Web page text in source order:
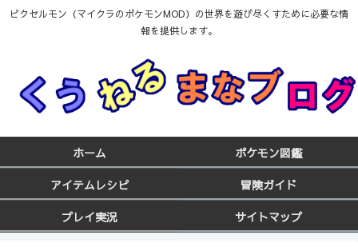
ピクセルモン（マイクラのポケモンMOD）の世界を遊び尽くすために必要な情
報を提供します。
ホーム
ポケモン図鑑
アイテムレシピ
冒険ガイド
プレイ実況
サイトマップ